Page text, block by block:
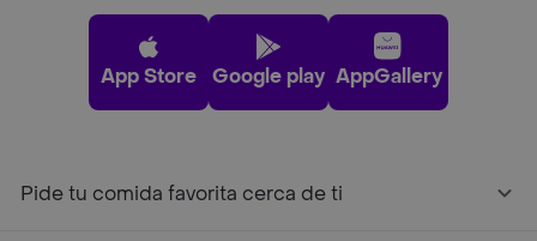
App Store Google play AppGallery
Pide tu comida favorita cerca de ti